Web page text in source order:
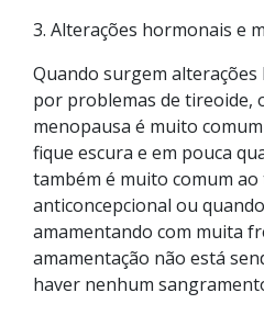
3. Alterações hormonais e
Quando surgem
por problemas de tireoide,
menopausa é muito
fique escura e em pouca
também é muito comum
anticoncepcional ou
amamentando com muita
amamentação não está
haver nenhum